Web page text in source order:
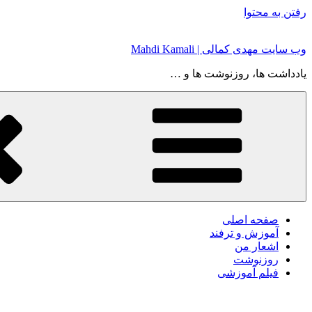
رفتن به محتوا
وب سایت مهدی کمالی | Mahdi Kamali
یادداشت ها، روزنوشت ها و …
صفحه اصلی
آموزش و ترفند
اشعار من
روزنوشت
فیلم آموزشی